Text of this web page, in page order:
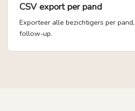
CSV export per pand
Exporteer alle bezichtigers per
follow-up.